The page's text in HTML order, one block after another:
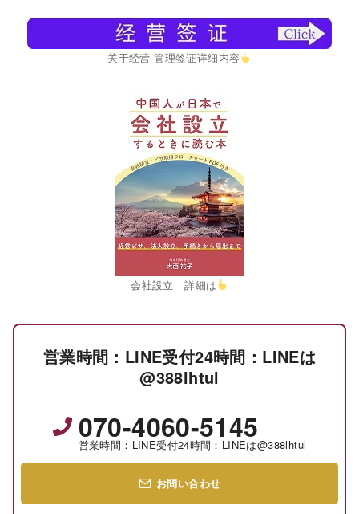
关于经营·管理签证详细内容
会社設立 詳細は
営業時間：LINE受付24時間：LINEは
@388lhtul
070-4060-5145
営業時間：LINE受付24時間：LINEは@388lhtul
お問い合わせ